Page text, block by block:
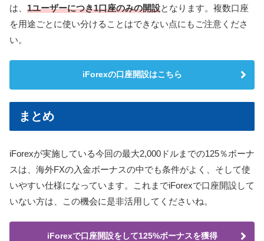
は、 1ユーザーにつき1口座のみの開設となります。複数口座
を用途ごとに使い分けることはできない点にもご注意くださ
い。
iForexの口座開設はこちら
まとめ
iForexが実施している今回の最大2,000ドルまでの125％ボーナ
スは、海外FXの入金ボーナスの中でも条件がよく、そして使
いやすい仕様になっています。これまでiForexで口座開設して
いない方は、この機会に是非活用してくださいね。
iForexで口座開設をして125%ボーナスを獲得